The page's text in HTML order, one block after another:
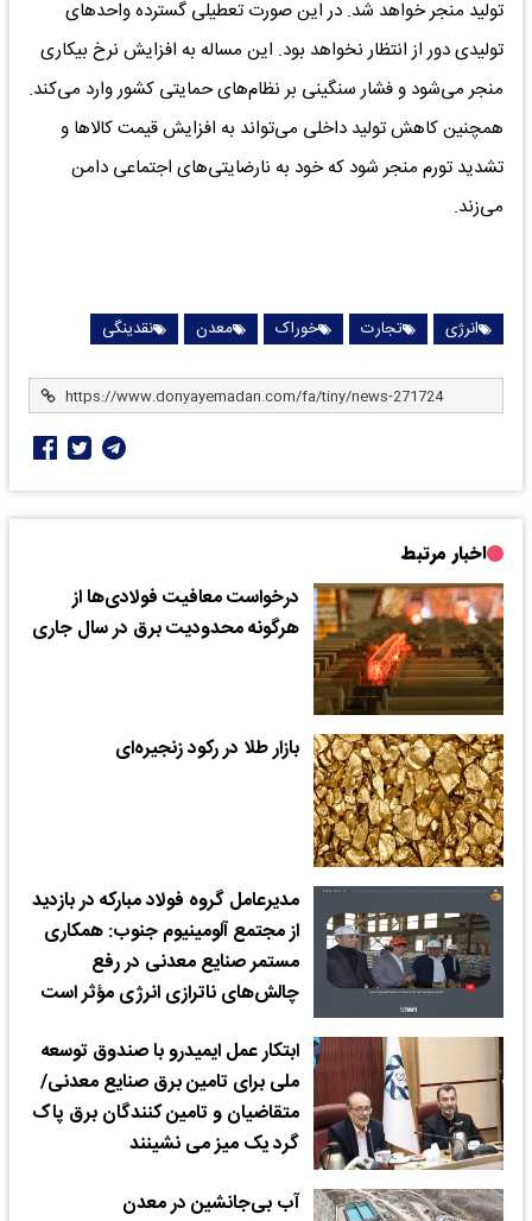
تولید منجر خواهد شد. در این صورت تعطیلی گسترده واحدهای
تولیدی دور از انتظار نخواهد بود. این مساله به افزایش نرخ بیکاری
منجر می‌شود و فشار سنگینی بر نظام‌های حمایتی کشور وارد می‌کند.
همچنین کاهش تولید داخلی می‌تواند به افزایش قیمت کالاها و
تشدید تورم منجر شود که خود به نارضایتی‌های اجتماعی دامن
می‌زند.
انرژی تجارت خوراک معدن نقدینگی
اخبار مرتبط
درخواست معافیت فولادی‌ها از
هرگونه محدودیت برق در سال جاری
بازار طلا در رکود زنجیره‌ای
مدیرعامل گروه فولاد مبارکه در بازدید
از مجتمع آلومینیوم جنوب: همکاری
مستمر صنایع معدنی در رفع
چالش‌های ناترازی انرژی مؤثر است
ابتکار عمل ایمیدرو با صندوق توسعه
ملی برای تامین برق صنایع معدنی/
متقاضیان و تامین کنندگان برق پاک
گرد یک میز می نشینند
آب بی‌جانشین در معدن